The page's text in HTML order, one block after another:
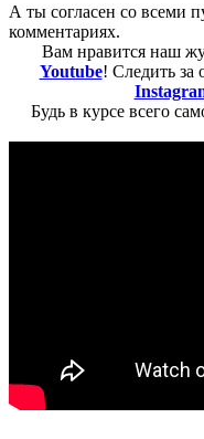
А ты согласен со всеми
комментариях.
Вам нравится наш
Youtube! Следить за
Будь в курсе всего